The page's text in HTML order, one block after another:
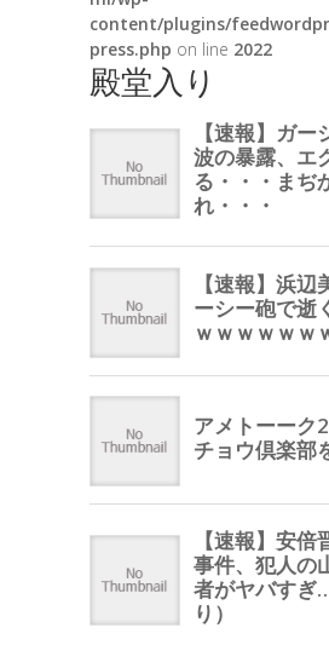
content/plugins/
press.php on line 2022
殿堂入り